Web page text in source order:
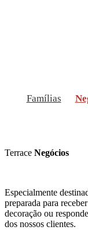
Famílias
Terrace Negócios
Especialmente
preparada para
decoração ou
dos nossos clientes.